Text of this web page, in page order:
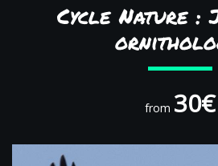
Cycle Nature :
from 30€